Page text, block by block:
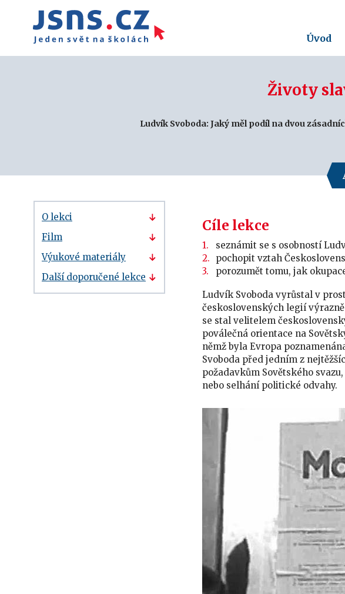
Úvod
Životy
Ludvík Svoboda: Jaký měl podíl na dvou
O lekci
Film
Výukové materiály
Další doporučené lekce
Cíle lekce
seznámit se s osobností
pochopit vztah
porozumět tomu, jak
Ludvík Svoboda vyrůstal v
československých legií
se stal velitelem
poválečná orientace na
němž byla Evropa
Svoboda před jedním z
požadavkům Sovětského
nebo selhání politické odvahy.